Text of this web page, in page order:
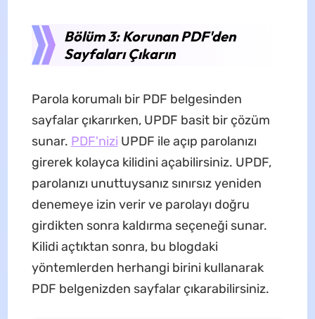
Bölüm 3: Korunan PDF'den
Sayfaları Çıkarın
Parola korumalı bir PDF belgesinden
sayfalar çıkarırken, UPDF basit bir çözüm
sunar. PDF'nizi UPDF ile açıp parolanızı
girerek kolayca kilidini açabilirsiniz. UPDF,
parolanızı unuttuysanız sınırsız yeniden
denemeye izin verir ve parolayı doğru
girdikten sonra kaldırma seçeneği sunar.
Kilidi açtıktan sonra, bu blogdaki
yöntemlerden herhangi birini kullanarak
PDF belgenizden sayfalar çıkarabilirsiniz.